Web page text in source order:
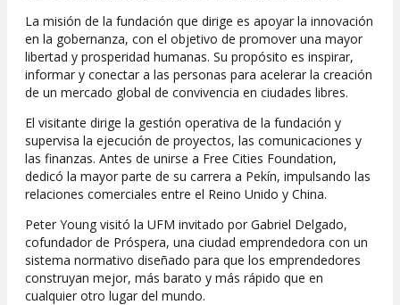
La misión de la fundación que dirige es apoyar la innovación
en la gobernanza, con el objetivo de promover una mayor
libertad y prosperidad humanas. Su propósito es inspirar,
informar y conectar a las personas para acelerar la creación
de un mercado global de convivencia en ciudades libres.
El visitante dirige la gestión operativa de la fundación y
supervisa la ejecución de proyectos, las comunicaciones y
las finanzas. Antes de unirse a Free Cities Foundation,
dedicó la mayor parte de su carrera a Pekín, impulsando las
relaciones comerciales entre el Reino Unido y China.
Peter Young visitó la UFM invitado por Gabriel Delgado,
cofundador de Próspera, una ciudad emprendedora con un
sistema normativo diseñado para que los emprendedores
construyan mejor, más barato y más rápido que en
cualquier otro lugar del mundo.